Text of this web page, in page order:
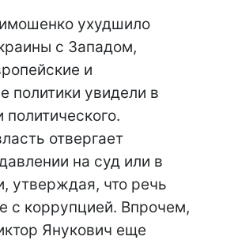
ухудшило
с Западом,
и
политики увидели в
политического.
отвергает
на суд или в
утверждая, что речь
с коррупцией. Впрочем,
Янукович еще